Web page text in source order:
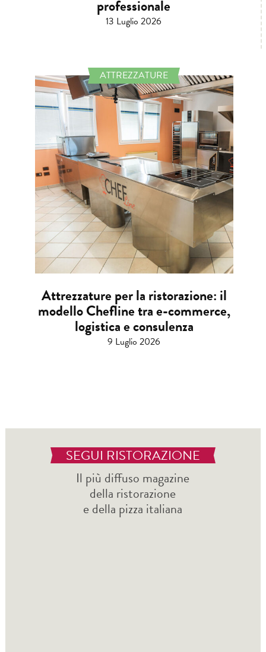
professionale
13 Luglio 2026
ATTREZZATURE
Attrezzature per la ristorazione: il
modello Chefline tra e-commerce,
logistica e consulenza
9 Luglio 2026
SEGUI RISTORAZIONE
Il più diffuso magazine
della ristorazione
e della pizza italiana